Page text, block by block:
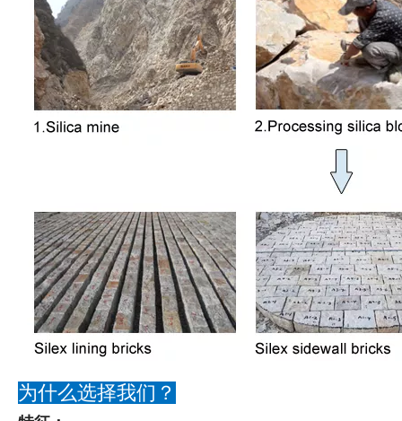
为什么选择我们？